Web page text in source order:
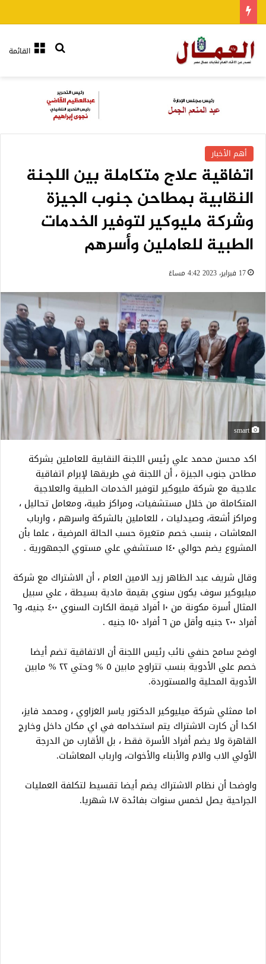
القائمةبحث عن
أهم الأخبار
اتفاقية علاج متكاملة بين اللجنة
النقابية بمطاحن جنوب الجيزة
وشركة مليوكير لتوفير الخدمات
الطبية للعاملين وأسرهم
17 فبراير، 2023 4:42 مساءً
اكد محسن محمد علي رئيس اللجنة النقابية للعاملين بشركة
مطاحن جنوب الجيزة ، أن اللجنة في طريقها لإبرام اتفاقية
علاجية مع شركة مليوكير لتوفير الخدمات الطبية والعلاجية
المتكاملة من خلال مستشفيات، ومراكز طبية، ومعامل تحاليل ،
ومراكز أشعة، وصيدليات ، للعاملين بالشركة واسرهم ، وارباب
المعاشات ، بنسب خصم متغيرة حسب الحالة المرضية ، علما بأن
المشروع يضم حوالي ١٤٠ مستشفي علي مستوي الجمهورية .
وقال شريف عبد الظاهر زيد الامين العام ، أن الاشتراك مع شركة
ميليوكير سوف يكون سنوي بقيمة مادية بسيطة ، علي سبيل
المثال أسرة مكونة من ١٠ أفراد قيمة الكارت السنوي ٤٠٠ جنيه، و٦
أفراد ٢٠٠ جنيه وأقل من ٦ أفراد ١٥٠ جنيه .
اوضح سامح حنفي نائب رئيس اللجنة أن الاتفاقية تضم أيضا
خصم علي الأدوية بنسب تتراوح مابين ٥ % وحتي ٢٢ % مابين
الأدوية المحلية والمستوردة.
اما ممثلي شركة ميليوكير الدكتور ياسر الغزاوي ، ومحمد فايز،
اكدا أن كارت الاشتراك يتم استخدامه في اي مكان داخل وخارج
القاهرة ولا يضم أفراد الأسرة فقط ، بل الأقارب من الدرجة
الأولي الاب والام والأبناء والأخوات، وارباب المعاشات.
واوضحا أن نظام الاشتراك يضم أيضا تقسيط لتكلفة العمليات
الجراحية يصل لخمس سنوات بفائدة ١،٧ شهريا.